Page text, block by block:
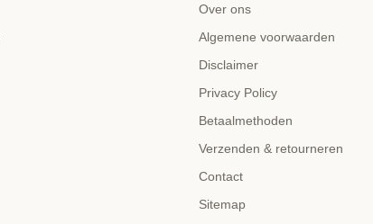
Over ons
Algemene voorwaarden
Disclaimer
Privacy Policy
Betaalmethoden
Verzenden & retourneren
Contact
Sitemap